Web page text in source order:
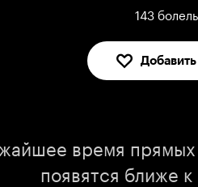
143
В
время
появятся ближе